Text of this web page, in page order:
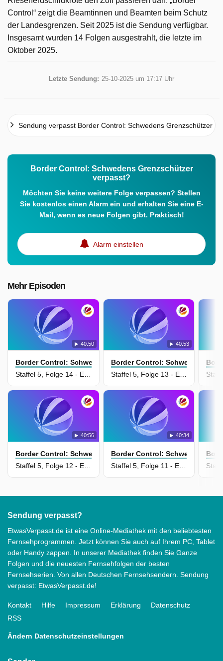
Control“ zeigt die Beamtinnen und Beamten beim Schutz
der Landesgrenzen. Seit 2025 ist die Sendung verfügbar.
Insgesamt wurden 14 Folgen ausgestrahlt, die letzte im
Oktober 2025.
Letzte Sendung: 25-10-2025 um 17:17 Uhr
Sendung verpasst Border Control: Schwedens Grenzschützer
Border Control: Schwedens Grenzschützer
verpasst?
Möchten Sie keine weitere Folge verpassen? Stellen
Sie kostenlos einen Alarm ein und erhalten Sie eine E-
Mail, wenn es neue Folgen gibt. Praktisch!
Alarm einstellen
Mehr Episoden
40:50
Border Control: Schwedens Grenzschützer
Staffel 5, Folge 14 - Episode 14
40:53
Border Control: Schwedens
Staffel 5, Folge 13 - Episode 13
40:56
Border Control: Schwedens Grenzschützer
40:34
Border Control: Schwedens
Staffel 5, Folge 11 - Episode 11
Sendung verpasst?
EtwasVerpasst.de ist eine Online-Mediathek mit den beliebtesten
Fernsehprogrammen. Jetzt können Sie auch auf Ihrem PC, Tablet
oder Handy zappen. In unserer Mediathek finden Sie Ganze
Folgen und die neuesten Fernsehfolgen der besten
Fernsehserien. Von allen Deutschen Fernsehsendern. Sendung
verpasst: EtwasVerpasst.de!
Kontakt Hilfe Impressum Erklärung
Datenschutz
RSS
Ändern Datenschutzeinstellungen